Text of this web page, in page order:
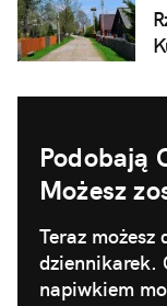
Podobają
Możesz
Teraz
dziennikarek.
napiwkiem